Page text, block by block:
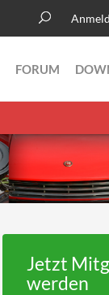
Suche
FORUM
Jetzt
werden